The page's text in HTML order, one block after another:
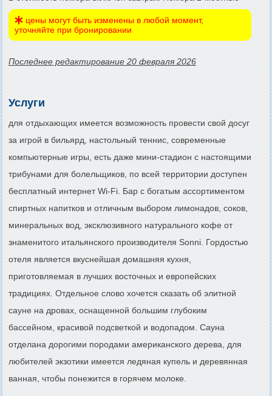
цены могут быть изменены в любой момент,
уточняйте при бронировании
Последнее редактирование 20 февраля 2026
Услуги
для отдыхающих имеется возможность провести свой досуг
за игрой в бильярд, настольный теннис, современные
компьютерные игры, есть даже мини-стадион с настоящими
трибунами для болельщиков, по всей территории доступен
бесплатный интернет Wi-Fi. Бар с богатым ассортиментом
спиртных напитков и отличным выбором лимонадов, соков,
минеральных вод, эксклюзивного натурального кофе от
знаменитого итальянского производителя Sonni. Гордостью
отеля является вкуснейшая домашняя кухня,
приготовляемая в лучших восточных и европейских
традициях. Отдельное слово хочется сказать об элитной
сауне на дровах, оснащенной большим глубоким
бассейном, красивой подсветкой и водопадом. Сауна
отделана дорогими породами американского дерева, для
любителей экзотики имеется ледяная купель и деревянная
ванная, чтобы понежится в горячем молоке.